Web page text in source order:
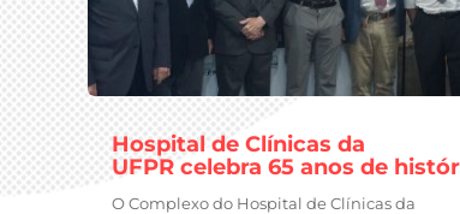
Hospital de Clínicas da
UFPR celebra 65 anos de
O Complexo do Hospital de Clínicas da